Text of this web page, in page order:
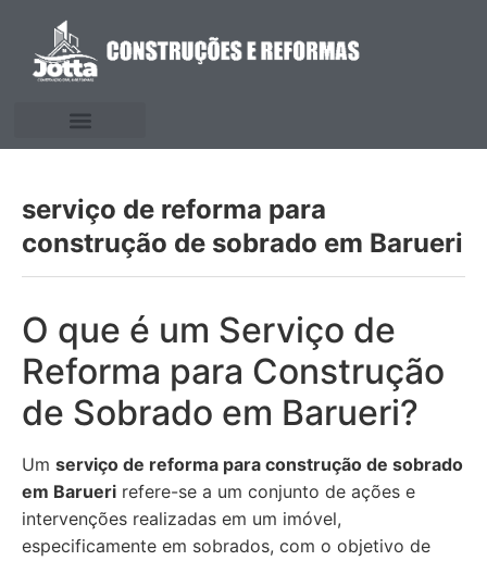
serviço de reforma para
construção de sobrado em Barueri
O que é um Serviço de
Reforma para Construção
de Sobrado em Barueri?
Um serviço de reforma para construção de sobrado
em Barueri refere-se a um conjunto de ações e
intervenções realizadas em um imóvel,
especificamente em sobrados, com o objetivo de